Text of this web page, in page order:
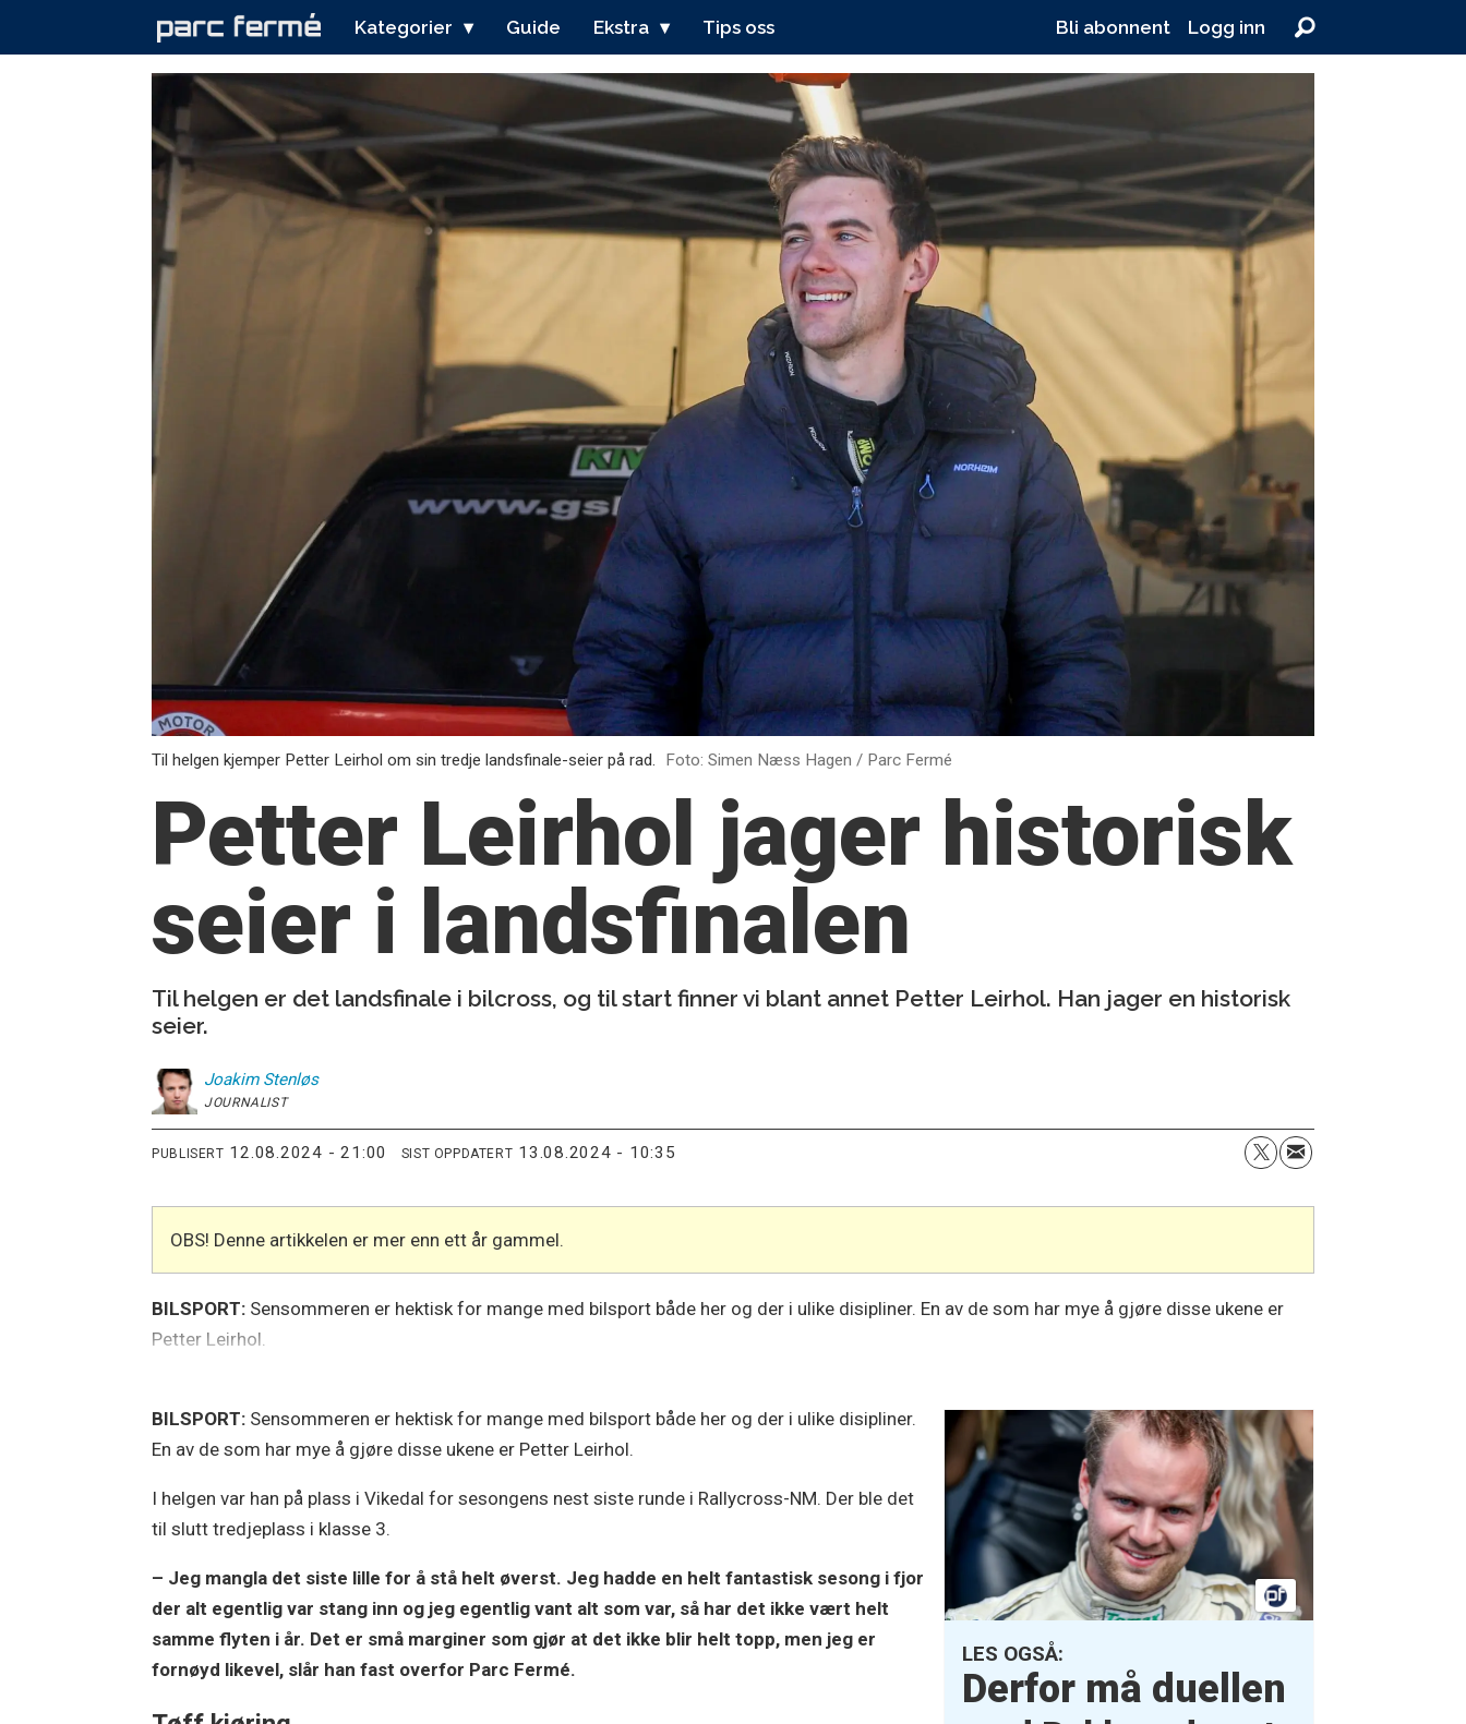
Kategorier Guide Ekstra Tips oss Bli abonnent Logg inn
Til helgen kjemper Petter Leirhol om sin tredje landsfinale-seier på rad. Foto: Simen Næss Hagen / Parc Fermé
Petter Leirhol jager historisk
seier i landsfinalen
Til helgen er det landsfinale i bilcross, og til start finner vi blant annet Petter Leirhol. Han jager en historisk
seier.
Joakim Stenløs
JOURNALIST
PUBLISERT 12.08.2024 - 21:00 SIST OPPDATERT 13.08.2024 - 10:35
OBS! Denne artikkelen er mer enn ett år gammel.
BILSPORT: Sensommeren er hektisk for mange med bilsport både her og der i ulike disipliner. En av de som har mye å gjøre disse ukene er
Petter Leirhol.
LES OGSÅ:
Derfor må duellen
BILSPORT: Sensommeren er hektisk for mange med bilsport både her og der i ulike disipliner.
En av de som har mye å gjøre disse ukene er Petter Leirhol.
I helgen var han på plass i Vikedal for sesongens nest siste runde i Rallycross-NM. Der ble det
til slutt tredjeplass i klasse 3.
– Jeg mangla det siste lille for å stå helt øverst. Jeg hadde en helt fantastisk sesong i fjor
der alt egentlig var stang inn og jeg egentlig vant alt som var, så har det ikke vært helt
samme flyten i år. Det er små marginer som gjør at det ikke blir helt topp, men jeg er
fornøyd likevel, slår han fast overfor Parc Fermé.